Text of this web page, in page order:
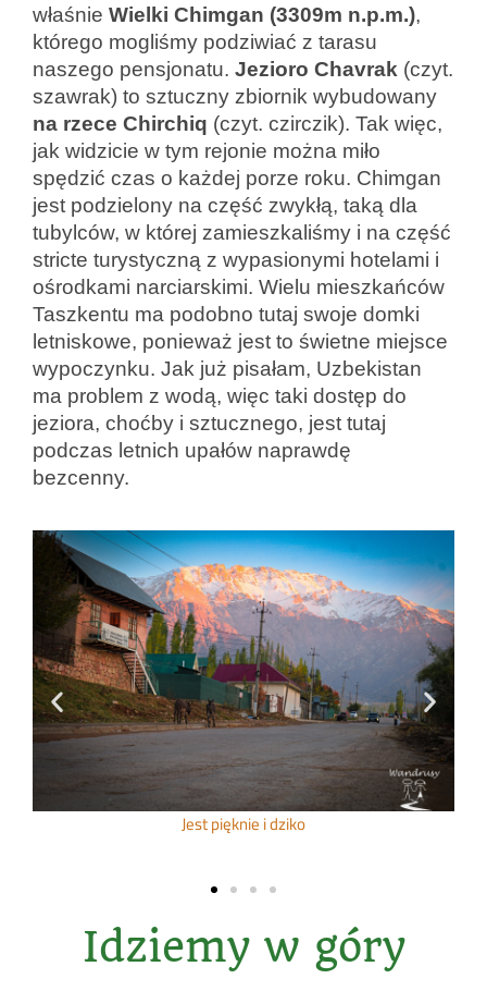
właśnie Wielki Chimgan (3309m n.p.m.),
którego mogliśmy podziwiać z tarasu
naszego pensjonatu. Jezioro Chavrak (czyt.
szawrak) to sztuczny zbiornik wybudowany
na rzece Chirchiq (czyt. czirczik). Tak więc,
jak widzicie w tym rejonie można miło
spędzić czas o każdej porze roku. Chimgan
jest podzielony na część zwykłą, taką dla
tubylców, w której zamieszkaliśmy i na część
stricte turystyczną z wypasionymi hotelami i
ośrodkami narciarskimi. Wielu mieszkańców
Taszkentu ma podobno tutaj swoje domki
letniskowe, ponieważ jest to świetne miejsce
wypoczynku. Jak już pisałam, Uzbekistan
ma problem z wodą, więc taki dostęp do
jeziora, choćby i sztucznego, jest tutaj
podczas letnich upałów naprawdę
bezcenny.
Jest pięknie i dziko
Idziemy w góry